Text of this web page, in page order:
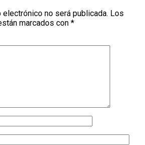
no será publicada. Los
marcados con *